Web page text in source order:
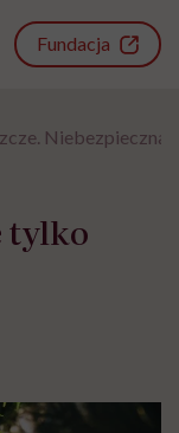
Fundacja
tylko